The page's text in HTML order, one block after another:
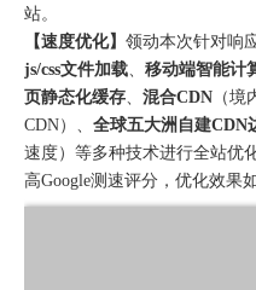
站。
【速度优化】 领动本次针对响
js/css文件加载、 移动端智能计
页静态化缓存、 混合CDN （
CDN）、 全球五大洲自建CDN
速度）等多种技术进行全站优
高Google测速评分，优化效果